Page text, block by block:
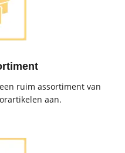
ruim assortiment van
aan.